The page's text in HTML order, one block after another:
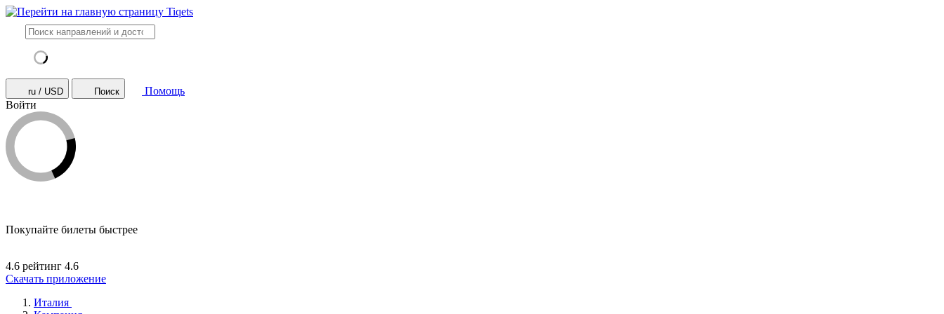
ru / USD Поиск
Помощь
Войти
Покупайте билеты быстрее
4.6 рейтинг 4.6
Скачать приложение
Италия